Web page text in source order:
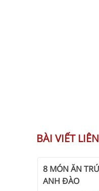
BÀI VIẾT
8 MÓN ĂN
ANH ĐÀO